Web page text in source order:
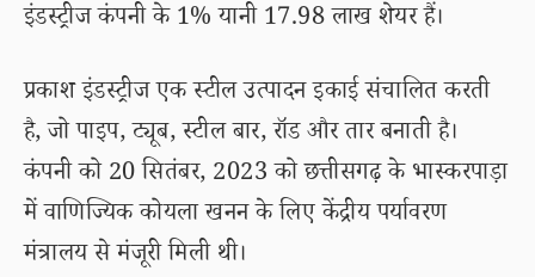
इंडस्ट्रीज कंपनी के 1% यानी 17.98 लाख शेयर हैं।
प्रकाश इंडस्ट्रीज एक स्टील उत्पादन इकाई संचालित करती
है, जो पाइप, ट्यूब, स्टील बार, रॉड और तार बनाती है।
कंपनी को 20 सितंबर, 2023 को छत्तीसगढ़ के भास्करपाड़ा
में वाणिज्यिक कोयला खनन के लिए केंद्रीय पर्यावरण
मंत्रालय से मंजूरी मिली थी।